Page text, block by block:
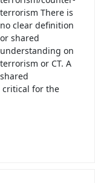
terrorism There is
no clear definition
or shared
understanding on
terrorism or CT. A
shared
critical for the